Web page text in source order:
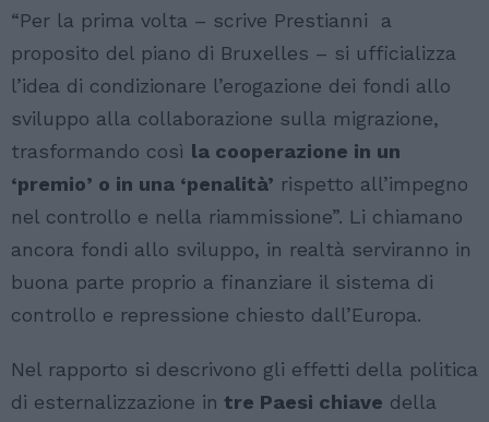
“Per la prima volta – scrive Prestianni a
proposito del piano di Bruxelles – si ufficializza
l’idea di condizionare l’erogazione dei fondi allo
sviluppo alla collaborazione sulla migrazione,
trasformando così la cooperazione in un
‘premio’ o in una ‘penalità’ rispetto all’impegno
nel controllo e nella riammissione”. Li chiamano
ancora fondi allo sviluppo, in realtà serviranno in
buona parte proprio a finanziare il sistema di
controllo e repressione chiesto dall’Europa.
Nel rapporto si descrivono gli effetti della politica
di esternalizzazione in tre Paesi chiave della